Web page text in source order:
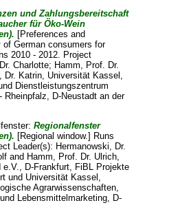
und Zahlungsbereitschaft
für Öko-Wein
[Preferences and
German consumers for
2010 - 2012. Project
Charlotte; Hamm, Prof. Dr.
Dr. Katrin, Universität Kassel,
Dienstleistungszentrum
Rheinpfalz, D-Neustadt an der
Regionalfenster
[Regional window.] Runs
Leader(s): Hermanowski, Dr.
and Hamm, Prof. Dr. Ulrich,
e.V., D-Frankfurt, FiBL Projekte
und Universität Kassel,
Agrarwissenschaften,
Lebensmittelmarketing, D-